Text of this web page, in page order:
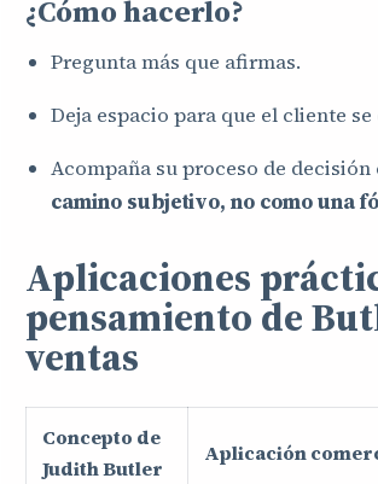
¿Cómo hacerlo?
Pregunta más que afirmas.
Deja espacio para que el cliente se
Acompaña su proceso de decisión
camino subjetivo, no como una
Aplicaciones
pensamiento de
ventas
Concepto de
Judith Butler
Aplicación